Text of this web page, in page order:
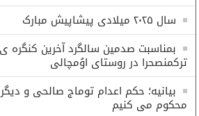
سال ۲۰۲۵ میلادی پیشاپیش مبارک
بمناسبت صدمین سالگرد آخرین کنگره
ترکمنصحرا در روستای اوُمچالی
بیانیه؛ حکم اعدام توماج صالحی و
محکوم می کنیم